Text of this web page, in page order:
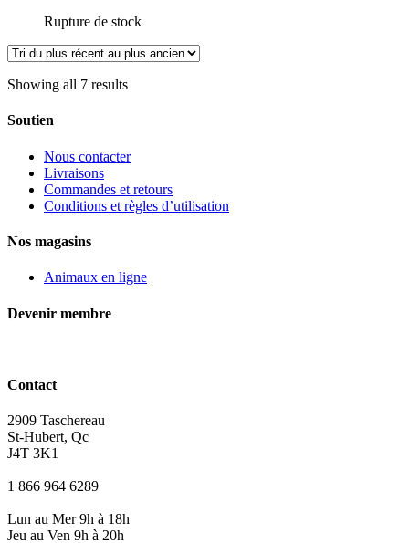
Rupture de stock
Showing all 7 results
Soutien
Nous contacter
Livraisons
Commandes et retours
Conditions et règles d’utilisation
Nos magasins
Animaux en ligne
Devenir membre
Contact
2909 Taschereau
St-Hubert, Qc
J4T 3K1
1 866 964 6289
Lun au Mer 9h à 18h
Jeu au Ven 9h à 20h